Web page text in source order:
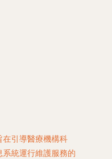
在引導醫療機構科
統運行維護服務的